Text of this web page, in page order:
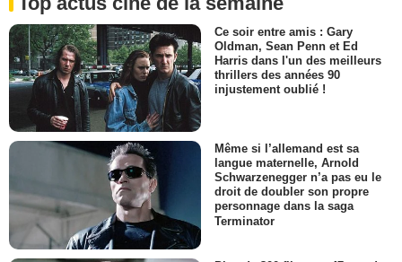
Ce soir entre amis : Gary
Oldman, Sean Penn et Ed
Harris dans l'un des meilleurs
thrillers des années 90
injustement oublié !
Même si l’allemand est sa
langue maternelle, Arnold
Schwarzenegger n’a pas eu le
droit de doubler son propre
personnage dans la saga
Terminator